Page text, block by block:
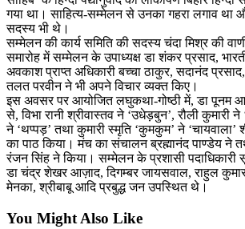
गया था। साहित्य-सम्मेलन से उनका गहरा लगाव
सदस्य भी थे।
सम्मेलन की कार्य समिति की सदस्य चंदा मिश्र की
समारोह में सम्मेलन के उपाध्यक्ष डा शंकर प्रसाद,
अवकाश प्राप्त अधिकारी बच्चा ठाकुर, सदानंद
तलत परवीन ने भी अपने विचार व्यक्त किए।
इस अवसर पर आयोजित लघुकथा-गोष्ठी में, डा पूनम
से, विभा रानी श्रीवास्तव ने ‘उधेड़बुन’, रौली कुमारी
ने ‘थप्पड़’ तथा कुमारी स्मृति ‘कुमकुम’ ने
का पाठ किया। मंच का संचालन ब्रह्मानंद पाण्डेय ने
रंजन सिंह ने किया। सम्मेलन के प्रशासी पदाधिकारी
डा चंद्र शेखर आज़ाद, दिगम्बर जायसवाल, राहुल
मेनका, श्रीबाबू आदि प्रबुद्ध जन उपस्थित थे।
You Might Also Like